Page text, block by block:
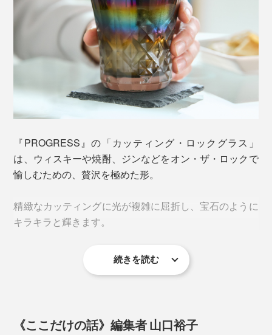
『PROGRESS』の「カッティング・ロックグラス」
は、ウィスキーや焼酎、ジンなどをオン・ザ・ロックで
愉しむための、贅沢を極めた形。
精緻なカッティングに光が複雑に屈折し、宝石のように
キラキラと輝きます。
続きを読む
《ここだけの話》編集者 山口裕子